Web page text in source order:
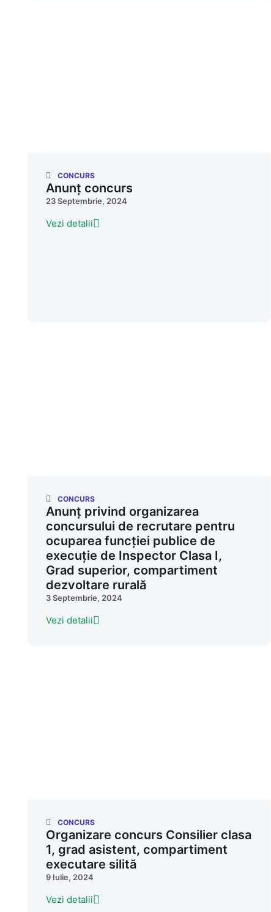
CONCURS
Anunț concurs
23 Septembrie, 2024
Vezi detalii
CONCURS
Anunț privind organizarea
concursului de recrutare pentru
ocuparea funcției publice de
execuție de Inspector Clasa I,
Grad superior, compartiment
dezvoltare rurală
3 Septembrie, 2024
Vezi detalii
CONCURS
Organizare concurs Consilier clasa
1, grad asistent, compartiment
executare silită
9 Iulie, 2024
Vezi detalii